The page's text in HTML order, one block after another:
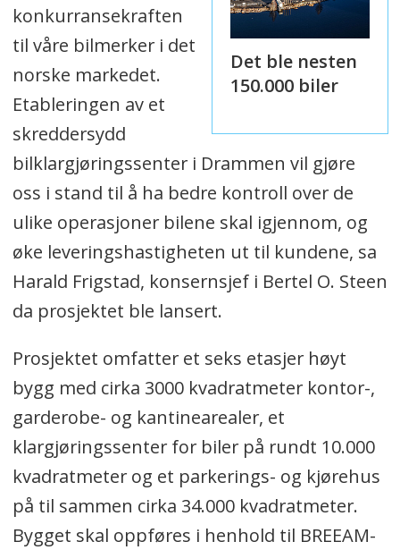
Det ble nesten
150.000 biler
konkurransekraften
til våre bilmerker i det
norske markedet.
Etableringen av et
skreddersydd
bilklargjøringssenter i Drammen vil gjøre
oss i stand til å ha bedre kontroll over de
ulike operasjoner bilene skal igjennom, og
øke leveringshastigheten ut til kundene, sa
Harald Frigstad, konsernsjef i Bertel O. Steen
da prosjektet ble lansert.
Prosjektet omfatter et seks etasjer høyt
bygg med cirka 3000 kvadratmeter kontor-,
garderobe- og kantinearealer, et
klargjøringssenter for biler på rundt 10.000
kvadratmeter og et parkerings- og kjørehus
på til sammen cirka 34.000 kvadratmeter.
Bygget skal oppføres i henhold til BREEAM-